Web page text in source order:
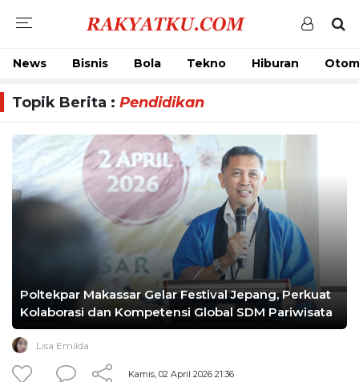
News Bisnis Bola Tekno Hiburan
Topik Berita : Pendidikan
Poltekpar Makassar Gelar Festival Jepang, Perkuat
Kolaborasi dan Kompetensi Global SDM Pariwisata
Lisa Emilda
Kamis, 02 April 2026 21:36